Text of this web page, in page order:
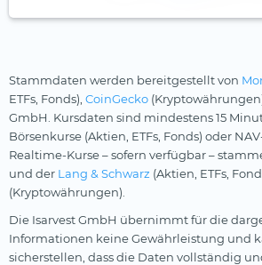
Stammdaten werden bereitgestellt von
ETFs, Fonds), CoinGecko
GmbH. Kursdaten sind mindestens 15
Börsenkurse (Aktien, ETFs, Fonds) oder
Realtime-Kurse – sofern verfügbar –
und der Lang & Schwarz (Aktien, ETFs,
(Kryptowährungen).
Die Isarvest GmbH übernimmt für die
Informationen keine Gewährleistung und
sicherstellen, dass die Daten vollständig